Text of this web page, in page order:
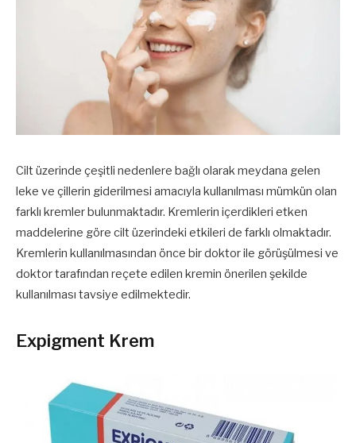
Cilt üzerinde çeşitli nedenlere bağlı olarak meydana gelen
leke ve çillerin giderilmesi amacıyla kullanılması mümkün olan
farklı kremler bulunmaktadır. Kremlerin içerdikleri etken
maddelerine göre cilt üzerindeki etkileri de farklı olmaktadır.
Kremlerin kullanılmasından önce bir doktor ile görüşülmesi ve
doktor tarafından reçete edilen kremin önerilen şekilde
kullanılması tavsiye edilmektedir.
Expigment Krem